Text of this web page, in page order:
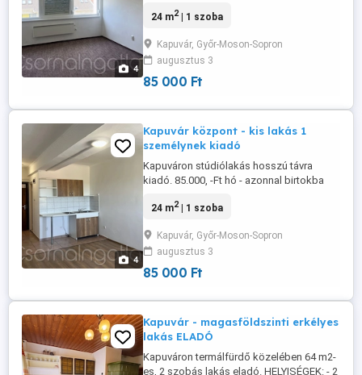
4
műanyag ablakok redőnnyel felszerelve -
dohányzás, kisállat nem megengedett -
közös használatú internet - 33
tévécsatorna - hideg víz és
24 m2| 1 szoba
Kapuvár, Győr-Moson-Sopron
augusztus 3
85 000 Ft
4
Kapuvár központ - kis lakás 1
személynek kiadó
Kapuváron stúdiólakás hosszú távra
kiadó. 85.000, -Ft hó - azonnal birtokba
műanyag ablakok redőnnyel felszerelve -
dohányzás, kisállat nem megengedett -
közös használatú internet - 33
tévécsatorna - hideg víz és
24 m2| 1 szoba
Kapuvár, Győr-Moson-Sopron
augusztus 3
85 000 Ft
Kapuvár - magasföldszinti erkélyes
lakás ELADÓ
Kapuváron termálfürdő közelében 64 m2-
es, 2 szobás lakás eladó. HELYISÉGEK: - 2